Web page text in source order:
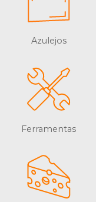
Azulejos
Ferramentas